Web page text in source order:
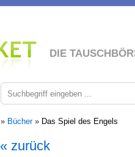
DIE
» Bücher» Das Spiel des Engels
« zurück